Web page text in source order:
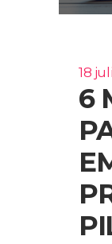
18
6